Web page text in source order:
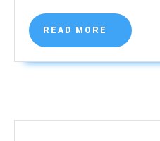
READ MORE
READ
MORE